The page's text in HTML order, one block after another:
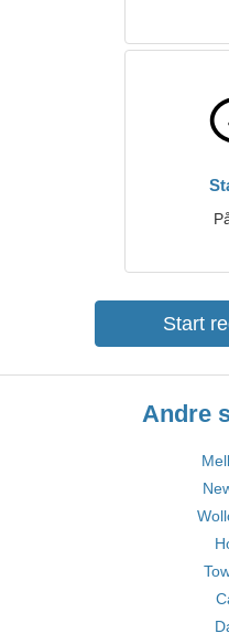
Start
Andre